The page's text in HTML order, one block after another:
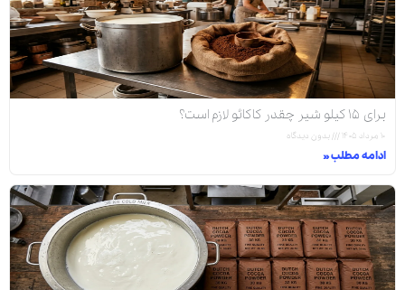
برای ۱۵ کیلو شیر چقدر کاکائو لازم است؟
۱۰ مرداد ۱۴۰۵ بدون دیدگاه
ادامه مطلب »